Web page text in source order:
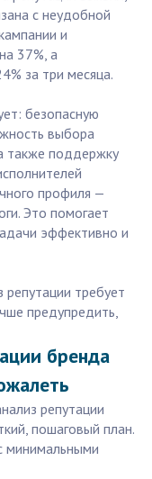
с неудобной
и
37%, а
за три месяца.
безопасную
выбора
также поддержку
профиля —
Это помогает
эффективно и
требует
предупредить,
бренда
репутации
пошаговый план.
минимальными